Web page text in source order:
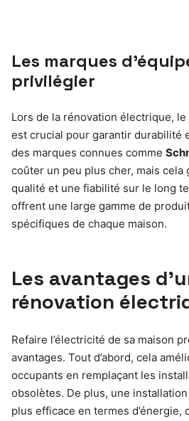
Les marques
privilégier
Lors de la rénovation électrique,
est crucial pour garantir durabilité
des marques connues comme
coûter un peu plus cher, mais cela
qualité et une fiabilité sur le long
offrent une large gamme de
spécifiques de chaque maison.
Les avantages
rénovation
Refaire l’électricité de sa maison
avantages. Tout d’abord, cela
occupants en remplaçant les
obsolètes. De plus, une
plus efficace en termes d’énergie,